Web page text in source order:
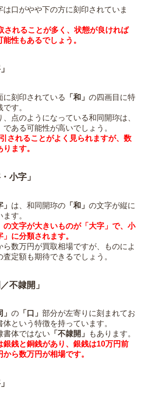
は口がやや下の方に刻印されていま
されることが多く、状態が良ければ
性もあるでしょう。
に刻印されている 「和」 の四画目に特
す。
点のようになっている和同開珎は、
である可能性が高いでしょう。
されることがよく見られますが、数
ます。
小字」
」 は、和同開珎の 「和」 の文字が縦に
す。
の文字が大きいものが「大字」で、小
に分類されます。
ら数万円が買取相場ですが、ものによ
定額も期待できるでしょう。
不隷開」
」 の 「口」 部分が左寄りに刻まれてお
体という特徴を持っています。
書体ではない 「不隷開」
もあります。
銀銭と銅銭があり、銀銭は10万円前
ら数万円が相場です。